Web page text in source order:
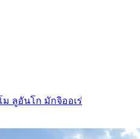
ม ลูอันโก มักจิออเร่